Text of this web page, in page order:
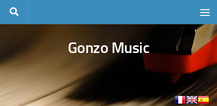
Skip to content
Gonzo Music